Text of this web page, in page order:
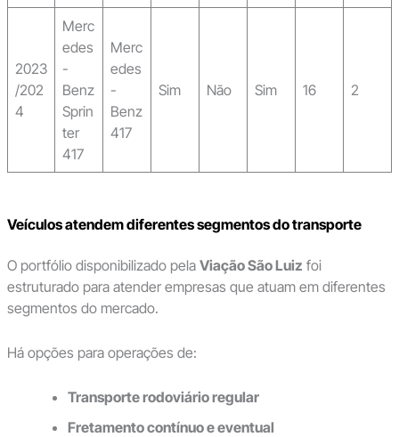
2023
/202
4
Merc
edes
-
Benz
Sprin
ter
417
Merc
edes
-
Benz
417
Sim Não Sim 16 2
Veículos atendem diferentes segmentos do transporte
O portfólio disponibilizado pela Viação São Luiz foi
estruturado para atender empresas que atuam em diferentes
segmentos do mercado.
Há opções para operações de:
Transporte rodoviário regular
Fretamento contínuo e eventual